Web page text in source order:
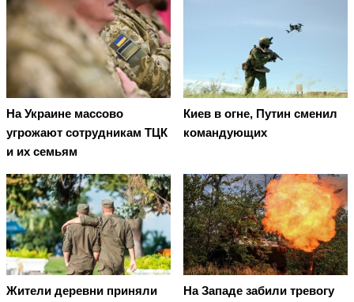
На Украине массово
угрожают сотрудникам ТЦК
и их семьям
Киев в огне, Путин сменил
командующих
Жители деревни приняли
На Западе забили тревогу